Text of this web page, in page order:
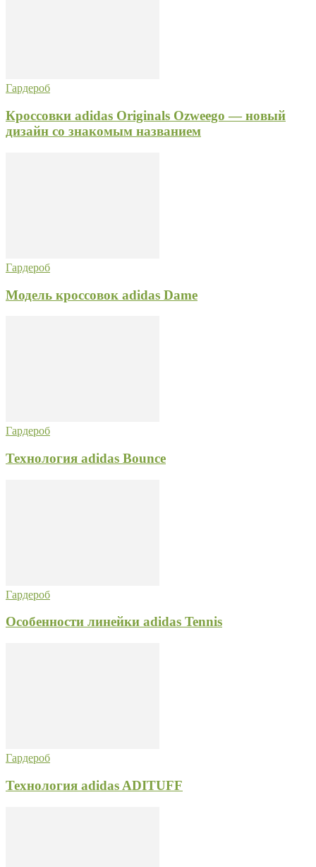
Гардероб
Кроссовки adidas Originals Ozweego — новый
дизайн со знакомым названием
Гардероб
Модель кроссовок adidas Dame
Гардероб
Технология adidas Bounce
Гардероб
Особенности линейки adidas Tennis
Гардероб
Технология adidas ADITUFF